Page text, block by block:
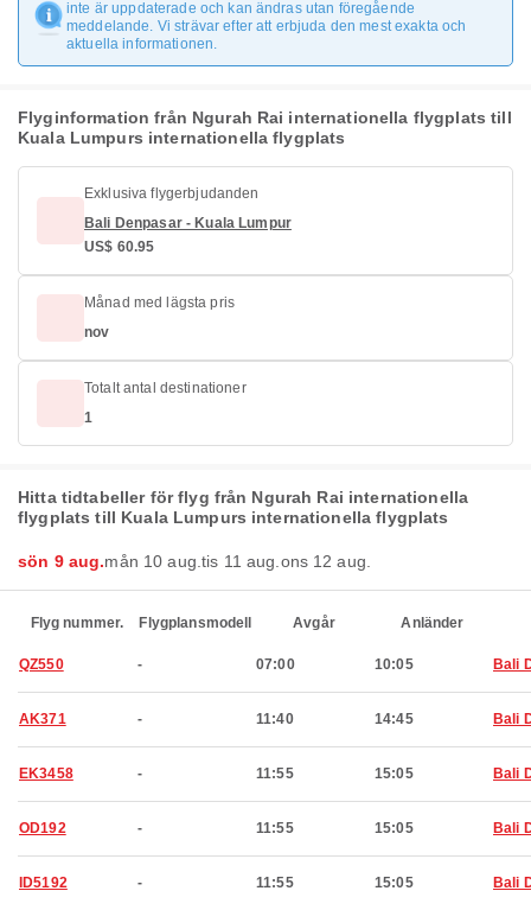
inte är uppdaterade och kan ändras utan föregående
meddelande. Vi strävar efter att erbjuda den mest exakta och
aktuella informationen.
Flyginformation från Ngurah Rai internationella flygplats till
Kuala Lumpurs internationella flygplats
Exklusiva flygerbjudanden
Bali Denpasar - Kuala Lumpur
US$ 60.95
Månad med lägsta pris
nov
Totalt antal destinationer
1
Hitta tidtabeller för flyg från Ngurah Rai internationella
flygplats till Kuala Lumpurs internationella flygplats
sön 9 aug.mån 10 aug. tis 11 aug. ons 12 aug.
Flyg nummer. Flygplansmodell Avgår Anländer
QZ550 - 07:00 10:05 Bali
AK371 - 11:40 14:45 Bali
EK3458 - 11:55 15:05 Bali
OD192 - 11:55 15:05 Bali
ID5192 - 11:55 15:05 Bali